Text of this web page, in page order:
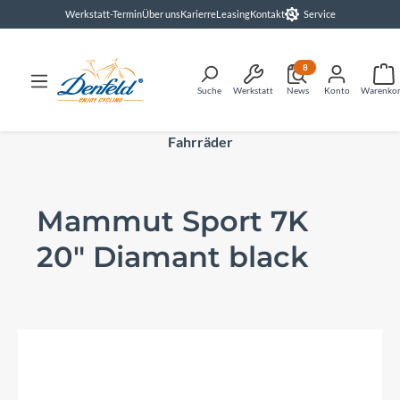
springenWerkstatt-TerminÜber unsKarierreLeasingKontakt Service
Suche Werkstatt News
8
Konto
Fahrräder
Mammut Sport 7K
20" Diamant black